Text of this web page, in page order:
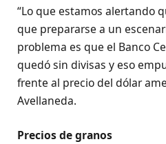
“Lo que estamos alertando
que prepararse a un
problema es que el Banco
quedó sin divisas y eso
frente al precio del dólar
Avellaneda.
Precios de granos